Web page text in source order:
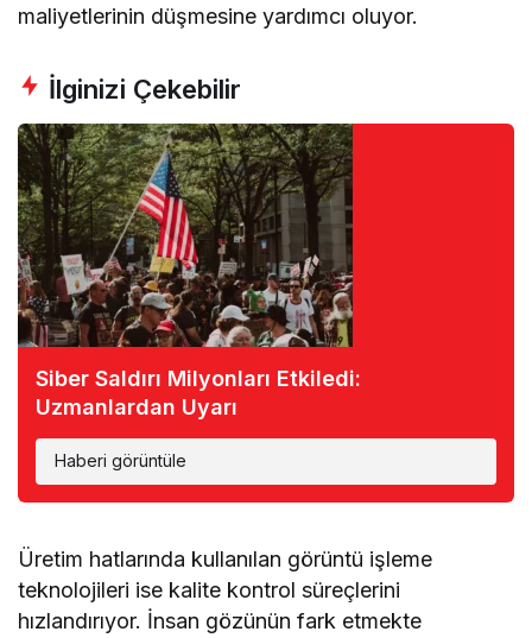
maliyetlerinin düşmesine yardımcı oluyor.
İlginizi Çekebilir
Siber Saldırı Milyonları Etkiledi:
Uzmanlardan Uyarı
Haberi görüntüle
Üretim hatlarında kullanılan görüntü işleme
teknolojileri ise kalite kontrol süreçlerini
hızlandırıyor. İnsan gözünün fark etmekte